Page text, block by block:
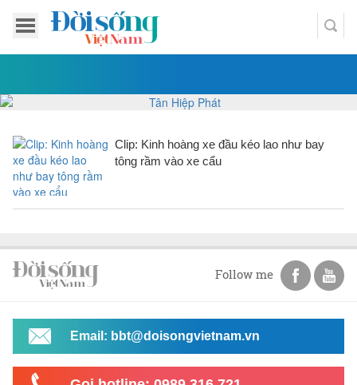
Clip: Kinh hoàng xe đầu kéo lao như bay
tông rầm vào xe cẩu
Follow me
Email: bbt@doisongvietnam.vn